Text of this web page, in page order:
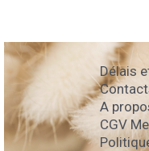
Délais
A
CGV